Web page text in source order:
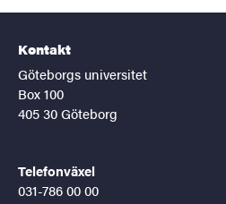
Kontakt
Göteborgs universitet
Box 100
405 30 Göteborg
Telefonväxel
031-786 00 00